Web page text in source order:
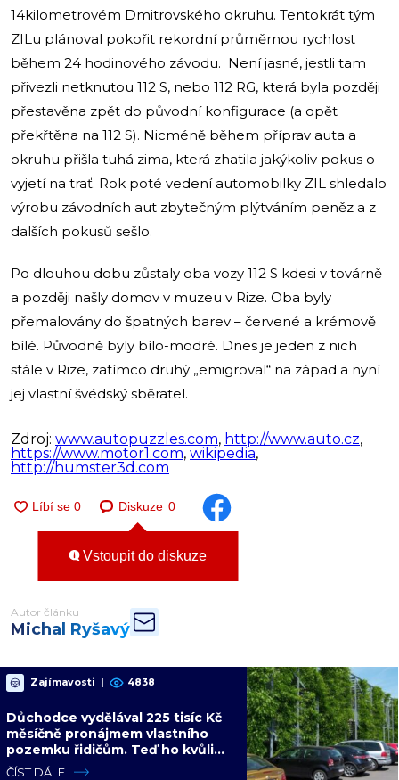
14kilometrovém Dmitrovského okruhu. Tentokrát tým
ZILu plánoval pokořit rekordní průměrnou rychlost
během 24 hodinového závodu. Není jasné, jestli tam
přivezli netknutou 112 S, nebo 112 RG, která byla později
přestavěna zpět do původní konfigurace (a opět
překřtěna na 112 S). Nicméně během příprav auta a
okruhu přišla tuhá zima, která zhatila jakýkoliv pokus o
vyjetí na trať. Rok poté vedení automobilky ZIL shledalo
výrobu závodních aut zbytečným plýtváním peněz a z
dalších pokusů sešlo.
Po dlouhou dobu zůstaly oba vozy 112 S kdesi v továrně
a později našly domov v muzeu v Rize. Oba byly
přemalovány do špatných barev – červené a krémově
bílé. Původně byly bílo-modré. Dnes je jeden z nich
stále v Rize, zatímco druhý „emigroval“ na západ a nyní
jej vlastní švédský sběratel.
Zdroj: www.autopuzzles.com, http://www.auto.cz,
https://www.motor1.com, wikipedia,
http://humster3d.com
Diskuze 0
Vstoupit do diskuze
Autor článku
Michal Ryšavý
Zajímavosti | 4838
Důchodce vydělával 225 tisíc Kč
měsíčně pronájmem vlastního
pozemku řidičům. Teď ho kvůli
tomu čeká soud
ČÍST DÁLE